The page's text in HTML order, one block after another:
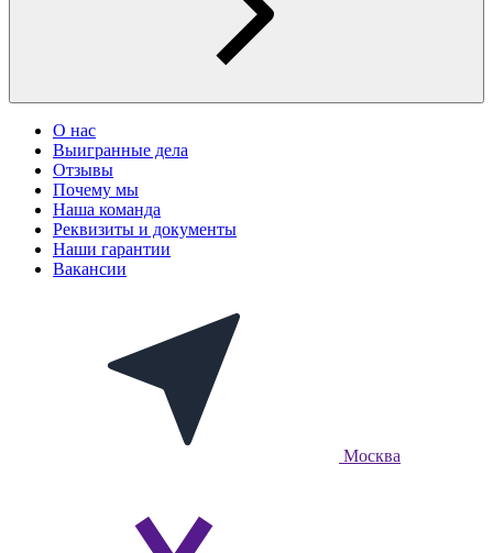
О нас
Выигранные дела
Отзывы
Почему мы
Наша команда
Реквизиты и документы
Наши гарантии
Вакансии
Москва